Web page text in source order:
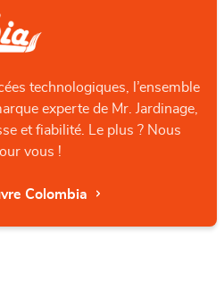
technologiques, l’ensemble
experte de Mr. Jardinage,
et fiabilité. Le plus ? Nous
vous !
Colombia